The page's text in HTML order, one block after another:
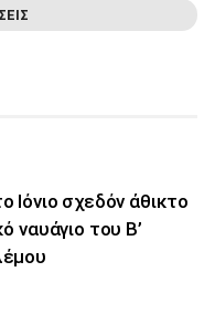
Ιόνιο σχεδόν άθικτο
ναυάγιο του Β’